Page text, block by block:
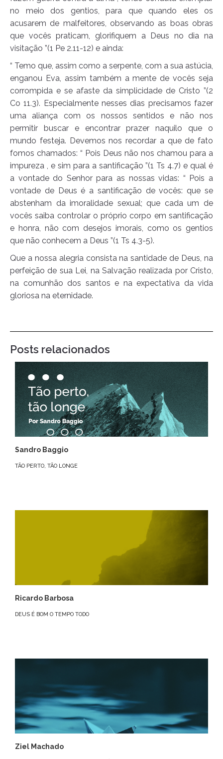
no meio dos gentios, para que quando eles os
acusarem de malfeitores, observando as boas obras
que vocês praticam, glorifiquem a Deus no dia na
visitação ”(1 Pe 2.11-12) e ainda:
“ Temo que, assim como a serpente, com a sua astúcia,
enganou Eva, assim também a mente de vocês seja
corrompida e se afaste da simplicidade de Cristo ”(2
Co 11.3). Especialmente nesses dias precisamos fazer
uma aliança com os nossos sentidos e não nos
permitir buscar e encontrar prazer naquilo que o
mundo festeja. Devemos nos recordar a que de fato
fomos chamados: “ Pois Deus não nos chamou para a
impureza , e sim para a santificação ”(1 Ts 4.7) e qual é
a vontade do Senhor para as nossas vidas: “ Pois a
vontade de Deus é a santificação de vocês: que se
abstenham da imoralidade sexual; que cada um de
vocês saiba controlar o próprio corpo em santificação
e honra, não com desejos imorais, como os gentios
que não conhecem a Deus ”(1 Ts 4.3-5).
Que a nossa alegria consista na santidade de Deus, na
perfeição de sua Lei, na Salvação realizada por Cristo,
na comunhão dos santos e na expectativa da vida
gloriosa na eternidade.
Posts relacionados
Sandro Baggio
TÃO PERTO, TÃO LONGE
Ricardo Barbosa
DEUS É BOM O TEMPO TODO
Ziel Machado